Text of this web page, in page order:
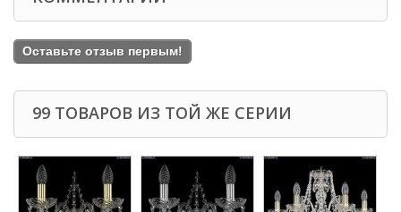
Оставьте отзыв первым!
99 ТОВАРОВ ИЗ ТОЙ ЖЕ СЕРИИ